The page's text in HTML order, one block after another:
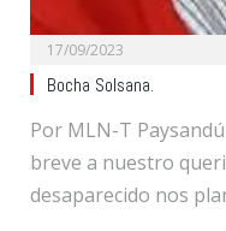
17/09/2023
Bocha Solsana.
Por MLN-T
breve a nuestro
desaparecido nos